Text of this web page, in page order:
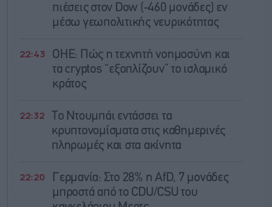
πιέσεις στον Dow (-460 μονάδες) εν
μέσω γεωπολιτικής νευρικότητας
22:43
ΟΗΕ: Πώς η τεχνητή νοημοσύνη και
τα cryptos “εξοπλίζουν” το ισλαμικό
κράτος
22:32
Το Ντουμπάι εντάσσει τα
κρυπτονομίσματα στις καθημερινές
πληρωμές και στα ακίνητα
22:20
Γερμανία: Στο 28% η AfD, 7 μονάδες
μπροστά από το CDU/CSU του